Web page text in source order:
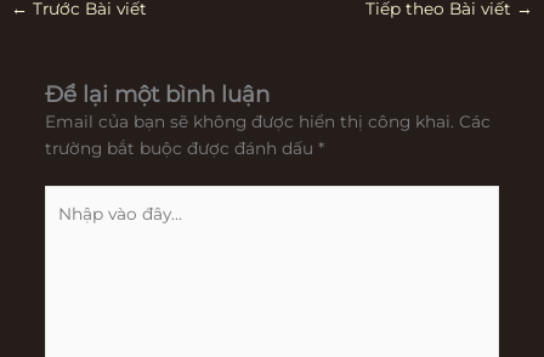
← Trước Bài viết Tiếp theo Bài viết →
Để lại một bình luận
Email của bạn sẽ không được hiển thị công khai. Các
trường bắt buộc được đánh dấu *
vào